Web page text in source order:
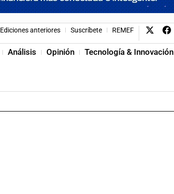
Ediciones anteriores Suscríbete REMEF
Análisis Opinión Tecnología & Innovación